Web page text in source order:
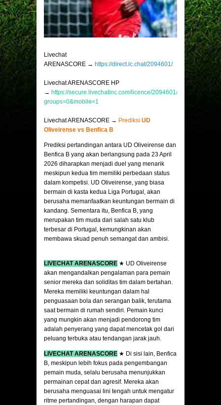
Livechat
ARENASCORE → https://direct.lc.chat/2094601/
Livechat ARENASCORE HP
→ https://secure.livechatinc.com/licence/2094601/v2/
groups=0&mobile=1
Livechat ARENASCORE → Prediksi UD
Oliveirense vs Benfica B
Prediksi pertandingan antara UD Oliveirense dan
Benfica B yang akan berlangsung pada 23 April
2026 diharapkan menjadi duel yang menarik
meskipun kedua tim memiliki perbedaan status
dalam kompetisi. UD Oliveirense, yang biasa
bermain di kasta kedua Liga Portugal, akan
berusaha memanfaatkan keuntungan bermain di
kandang. Sementara itu, Benfica B, yang
merupakan tim muda dari salah satu klub
terbesar di Portugal, kemungkinan akan
membawa skuad penuh semangat dan ambisi.
LIVECHAT ARENASCORE ★ UD Oliveirense
akan mengandalkan pengalaman para pemain
senior mereka dan soliditas tim dalam bertahan.
Mereka memiliki keuntungan dalam hal
penguasaan bola dan serangan balik, terutama
saat bermain di rumah sendiri. Pemain kunci
yang mungkin akan menjadi pendorong tim
adalah penyerang yang dapat mencetak gol dari
peluang terbuka atau tendangan jarak jauh.
LIVECHAT ARENASCORE ★ Di sisi lain, Benfica
B, meskipun lebih fokus pada pengembangan
pemain muda, selalu berusaha menunjukkan
permainan cepat dan agresif. Mereka akan
berusaha menguasai lini tengah untuk mengatur
ritme pertandingan, dengan harapan dapat